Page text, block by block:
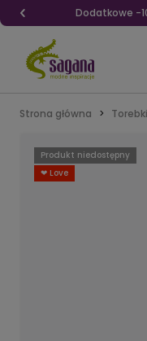
Dodatkowe -
Strona główna
Produkt niedostępny
❤ Love